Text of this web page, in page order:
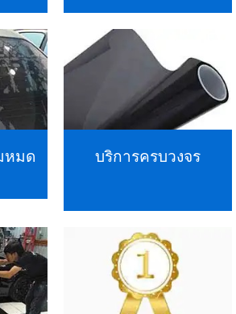
หมด
บริการครบวงจร